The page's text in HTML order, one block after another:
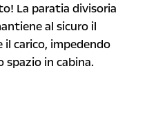
La paratia divisoria
al sicuro il
il carico, impedendo
in cabina.